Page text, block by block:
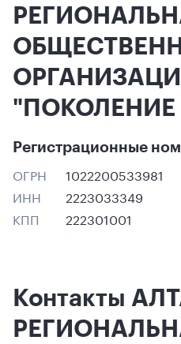
"ПОКОЛЕНИЕ
Регистрационные
ОГРН
1022200533981
ИНН
2223033349
КПП
222301001
Контакты